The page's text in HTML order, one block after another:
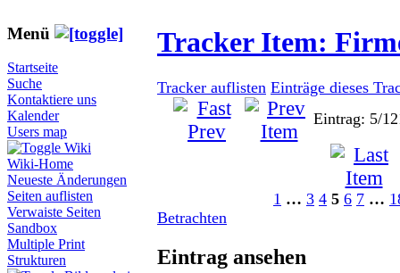
Menü
Startseite
Suche
Kontaktiere uns
Kalender
Users map
Wiki
Wiki-Home
Neueste Änderungen
Seiten auflisten
Verwaiste Seiten
Sandbox
Multiple Print
Strukturen
Tracker Item:
Tracker auflisten Einträge dieses
Eintrag: 5/
1 … 3 4 5 6 7 …
Betrachten
Eintrag ansehen